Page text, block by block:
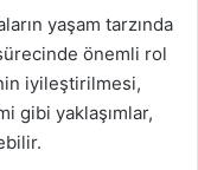
yaşam tarzında
önemli rol
iyileştirilmesi,
gibi yaklaşımlar,